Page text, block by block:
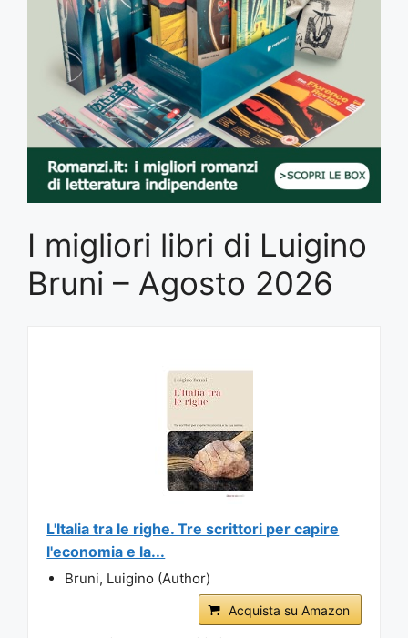
I migliori libri di Luigino
Bruni – Agosto 2026
L'Italia tra le righe. Tre scrittori per capire
l'economia e la...
Bruni, Luigino (Author)
Acquista su Amazon